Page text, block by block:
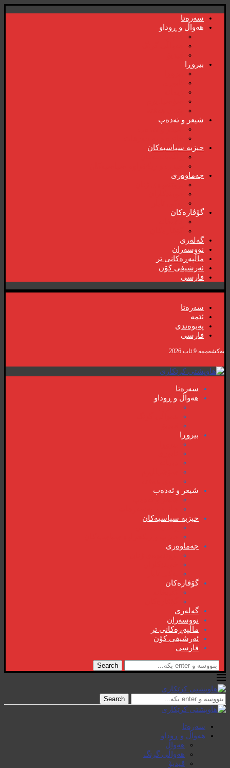
سەرەتا
هەواڵ و ڕوداو
بیروڕا
شیعر و ئەدەب
حیزبە سیاسیەکان
جەماوەری
گۆڤارەکان
گەلەری
نووسەران
ماڵپەڕەکانی تر
ئەرشیفی کۆن
فارسی
سەرەتا
ئێمە
پەیوەندی
فارسی
یەکشەممە 9 ئاب 2026
سەرەتا
هەواڵ و ڕوداو
بیروڕا
شیعر و ئەدەب
حیزبە سیاسیەکان
جەماوەری
گۆڤارەکان
گەلەری
نووسەران
ماڵپەڕەکانی تر
ئەرشیفی کۆن
فارسی
Search
Search
سەرەتا
هەواڵ و ڕوداو
هەواڵ
هەواڵی گرنگ
ڤیدیۆ